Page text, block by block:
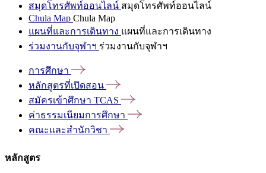
สมุดโทรศัพท์ออนไลน์ สมุดโทรศัพท์ออนไลน์
Chula Map Chula Map
แผนที่และการเดินทาง แผนที่และการเดินทาง
ร่วมงานกับจุฬาฯ ร่วมงานกับจุฬาฯ
การศึกษา
หลักสูตรที่เปิดสอน
สมัครเข้าศึกษา TCAS
ค่าธรรมเนียมการศึกษา
คณะและสำนักวิชา
หลักสูตร